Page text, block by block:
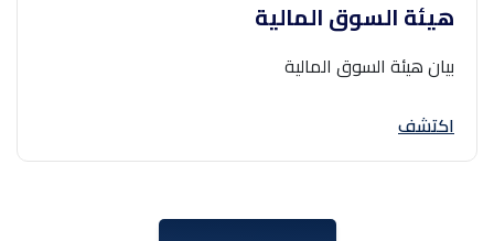
هيئة السوق المالية
بيان هيئة السوق المالية
اكتشف